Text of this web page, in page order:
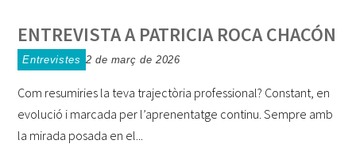
ENTREVISTA A PATRICIA ROCA CHACÓN
Entrevistes 2 de març de 2026
Com resumiries la teva trajectòria professional? Constant, en
evolució i marcada per l’aprenentatge continu. Sempre amb
la mirada posada en el